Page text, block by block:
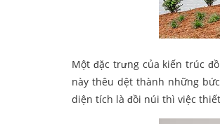
Một đặc trưng của kiến trúc
này thêu dệt thành những
diện tích là đồi núi thì việc